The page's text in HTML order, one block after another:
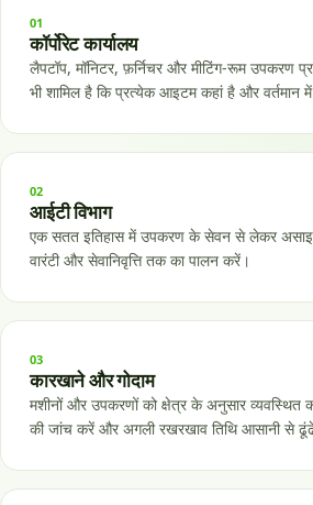
01
कॉर्पोरेट कार्यालय
लैपटॉप, मॉनिटर, फ़र्निचर और मीटिंग-रूम उपकरण
भी शामिल है कि प्रत्येक आइटम कहां है और वर्तमान
02
आईटी विभाग
एक सतत इतिहास में उपकरण के सेवन से लेकर
वारंटी और सेवानिवृत्ति तक का पालन करें।
03
कारखाने और गोदाम
मशीनों और उपकरणों को क्षेत्र के अनुसार व्यवस्थित
की जांच करें और अगली रखरखाव तिथि आसानी से